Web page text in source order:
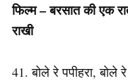
फिल्म – बरसात की एक
राखी
41. बोले रे पपीहरा, बोले रे